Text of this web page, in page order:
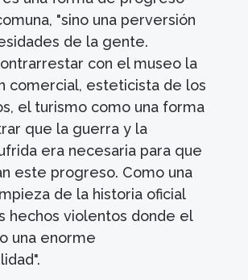
"sino una perversión
de la gente.
con el museo la
comercial, esteticista de los
el turismo como una forma
que la guerra y la
era necesaria para que
este progreso. Como una
de la historia oficial
hechos violentos donde el
una enorme